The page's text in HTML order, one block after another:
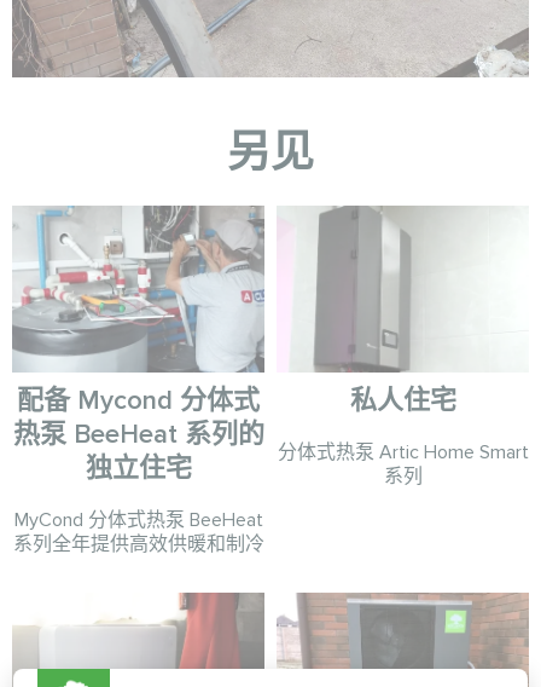
另见
配备 Mycond 分体式
热泵 BeeHeat 系列的
独立住宅
MyCond 分体式热泵 BeeHeat
系列全年提供高效供暖和制冷
私人住宅
分体式热泵 Artic Home Smart
系列